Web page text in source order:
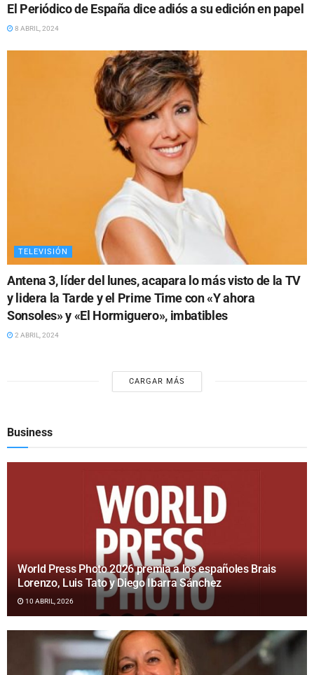
El Periódico de España dice adiós a su edición en papel
8 ABRIL, 2024
TELEVISIÓN
Antena 3, líder del lunes, acapara lo más visto de la TV
y lidera la Tarde y el Prime Time con «Y ahora
Sonsoles» y «El Hormiguero», imbatibles
2 ABRIL, 2024
CARGAR MÁS
Business
World Press Photo 2026 premia a los españoles Brais
Lorenzo, Luis Tato y Diego Ibarra Sánchez
10 ABRIL, 2026